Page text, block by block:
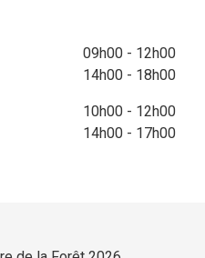
09h00 - 12h00
14h00 - 18h00
10h00 - 12h00
14h00 - 17h00